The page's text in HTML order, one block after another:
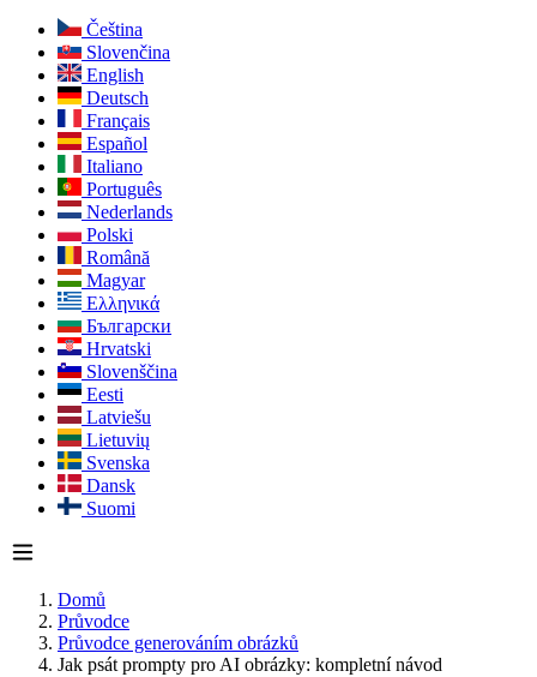
Čeština
Slovenčina
English
Deutsch
Français
Español
Italiano
Português
Nederlands
Polski
Română
Magyar
Ελληνικά
Български
Hrvatski
Slovenščina
Eesti
Latviešu
Lietuvių
Svenska
Dansk
Suomi
Domů
Průvodce
Průvodce generováním obrázků
Jak psát prompty pro AI obrázky: kompletní návod